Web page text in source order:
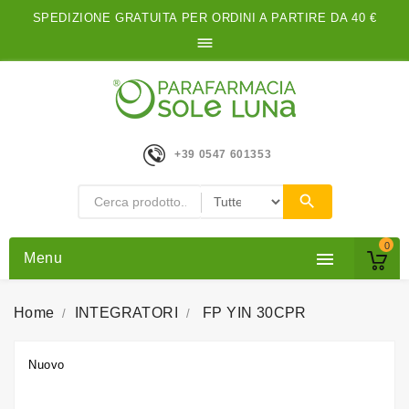
SPEDIZIONE GRATUITA PER ORDINI A PARTIRE DA 40 €

0
+39 0547 601353

Menu
Home INTEGRATORI FP YIN 30CPR
Nuovo